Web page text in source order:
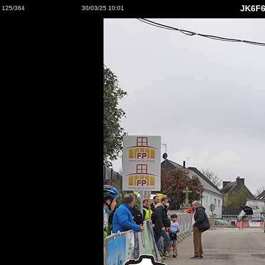
125/364 30/03/25 10:01